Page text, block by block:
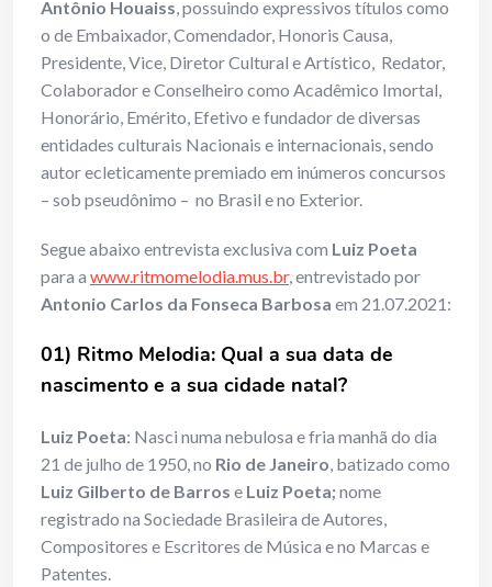
Antônio Houaiss, possuindo expressivos títulos como
o de Embaixador, Comendador, Honoris Causa,
Presidente, Vice, Diretor Cultural e Artístico, Redator,
Colaborador e Conselheiro como Acadêmico Imortal,
Honorário, Emérito, Efetivo e fundador de diversas
entidades culturais Nacionais e internacionais, sendo
autor ecleticamente premiado em inúmeros concursos
– sob pseudônimo – no Brasil e no Exterior.
Segue abaixo entrevista exclusiva com Luiz Poeta
para a www.ritmomelodia.mus.br, entrevistado por
Antonio Carlos da Fonseca Barbosa em 21.07.2021:
01) Ritmo Melodia: Qual a sua data de
nascimento e a sua cidade natal?
Luiz Poeta: Nasci numa nebulosa e fria manhã do dia
21 de julho de 1950, no Rio de Janeiro, batizado como
Luiz Gilberto de Barros e Luiz Poeta;nome
registrado na Sociedade Brasileira de Autores,
Compositores e Escritores de Música e no Marcas e
Patentes.